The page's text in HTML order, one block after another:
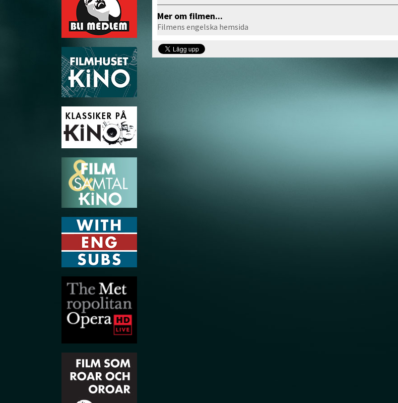
Mer om filmen...
Filmens engelska hemsida